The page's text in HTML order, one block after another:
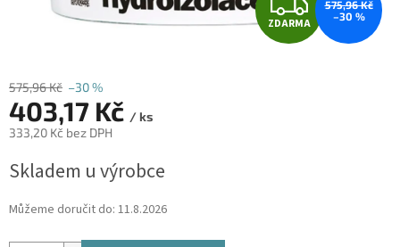
D
ZDARMA
575,96 Kč
–30 %
575,96 Kč –30 %
403,17 Kč / ks
333,20 Kč bez DPH
cena:
Skladem u výrobce
Můžeme doručit do: 11.8.2026